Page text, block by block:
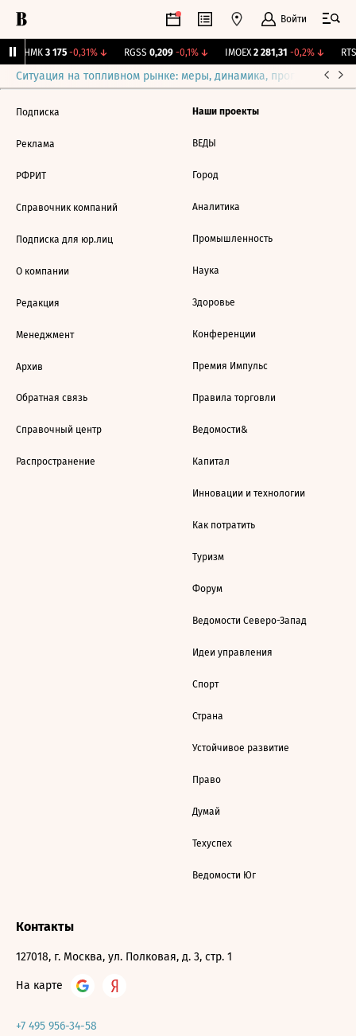
Войти
CHMK 3 175 -0,31%↓ RGSS 0,209 -0,1%↓ IMOEX 2 281,31 -0,2%↓ RTSI
Ситуация на топливном рынке: меры, динамика, прогнозы
Подписка
Реклама
РФРИТ
Справочник компаний
Подписка для юр.лиц
О компании
Редакция
Менеджмент
Архив
Обратная связь
Справочный центр
Распространение
Наши проекты
ВЕДЫ
Город
Аналитика
Промышленность
Наука
Здоровье
Конференции
Премия Импульс
Правила торговли
Ведомости&
Капитал
Инновации и технологии
Как потратить
Туризм
Форум
Ведомости Северо-Запад
Идеи управления
Спорт
Страна
Устойчивое развитие
Право
Думай
Техуспех
Ведомости Юг
Контакты
127018, г. Москва, ул. Полковая, д. 3, стр. 1
На карте
+7 495 956-34-58